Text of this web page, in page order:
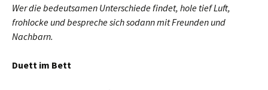
Wer die bedeutsamen Unterschiede findet, hole tief Luft,
frohlocke und bespreche sich sodann mit Freunden und
Nachbarn.
Duett im Bett